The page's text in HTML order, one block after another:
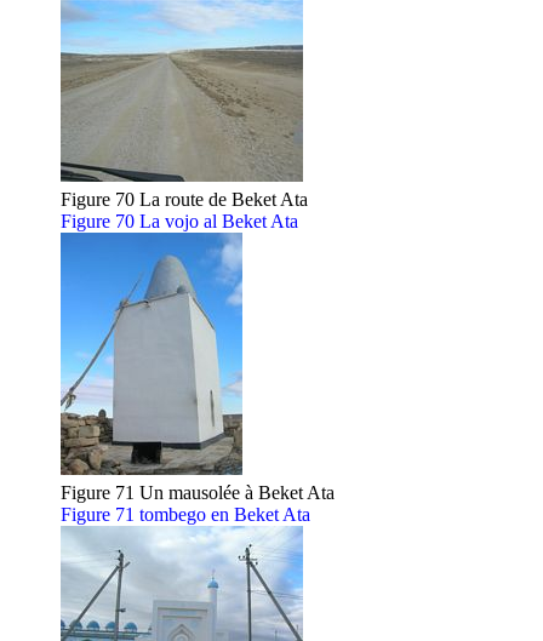
Figure 70 La route de Beket Ata
Figure 70 La vojo al Beket Ata
Figure 71 Un mausolée à Beket Ata
Figure 71 tombego en Beket Ata